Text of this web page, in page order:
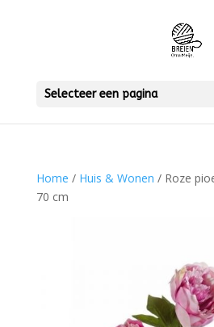
Selecteer een pagina
Home / Huis & Wonen / Roze
70 cm